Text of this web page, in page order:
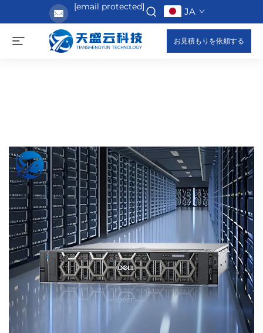
[email protected] JA
お見積もりを依頼する